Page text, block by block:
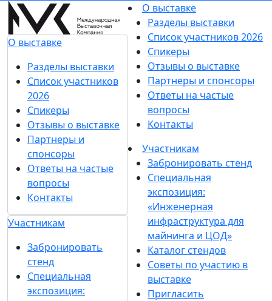
О выставке
Разделы выставки
Список участников
2026
Спикеры
Отзывы о выставке
Партнеры и
спонсоры
Ответы на частые
вопросы
Контакты
Участникам
Забронировать
стенд
Специальная
экспозиция:
О выставке
Разделы выставки
Список участников 2026
Спикеры
Отзывы о выставке
Партнеры и спонсоры
Ответы на частые
вопросы
Контакты
Участникам
Забронировать стенд
Специальная
экспозиция:
«Инженерная
инфраструктура для
майнинга и ЦОД»
Каталог стендов
Советы по участию в
выставке
Пригласить